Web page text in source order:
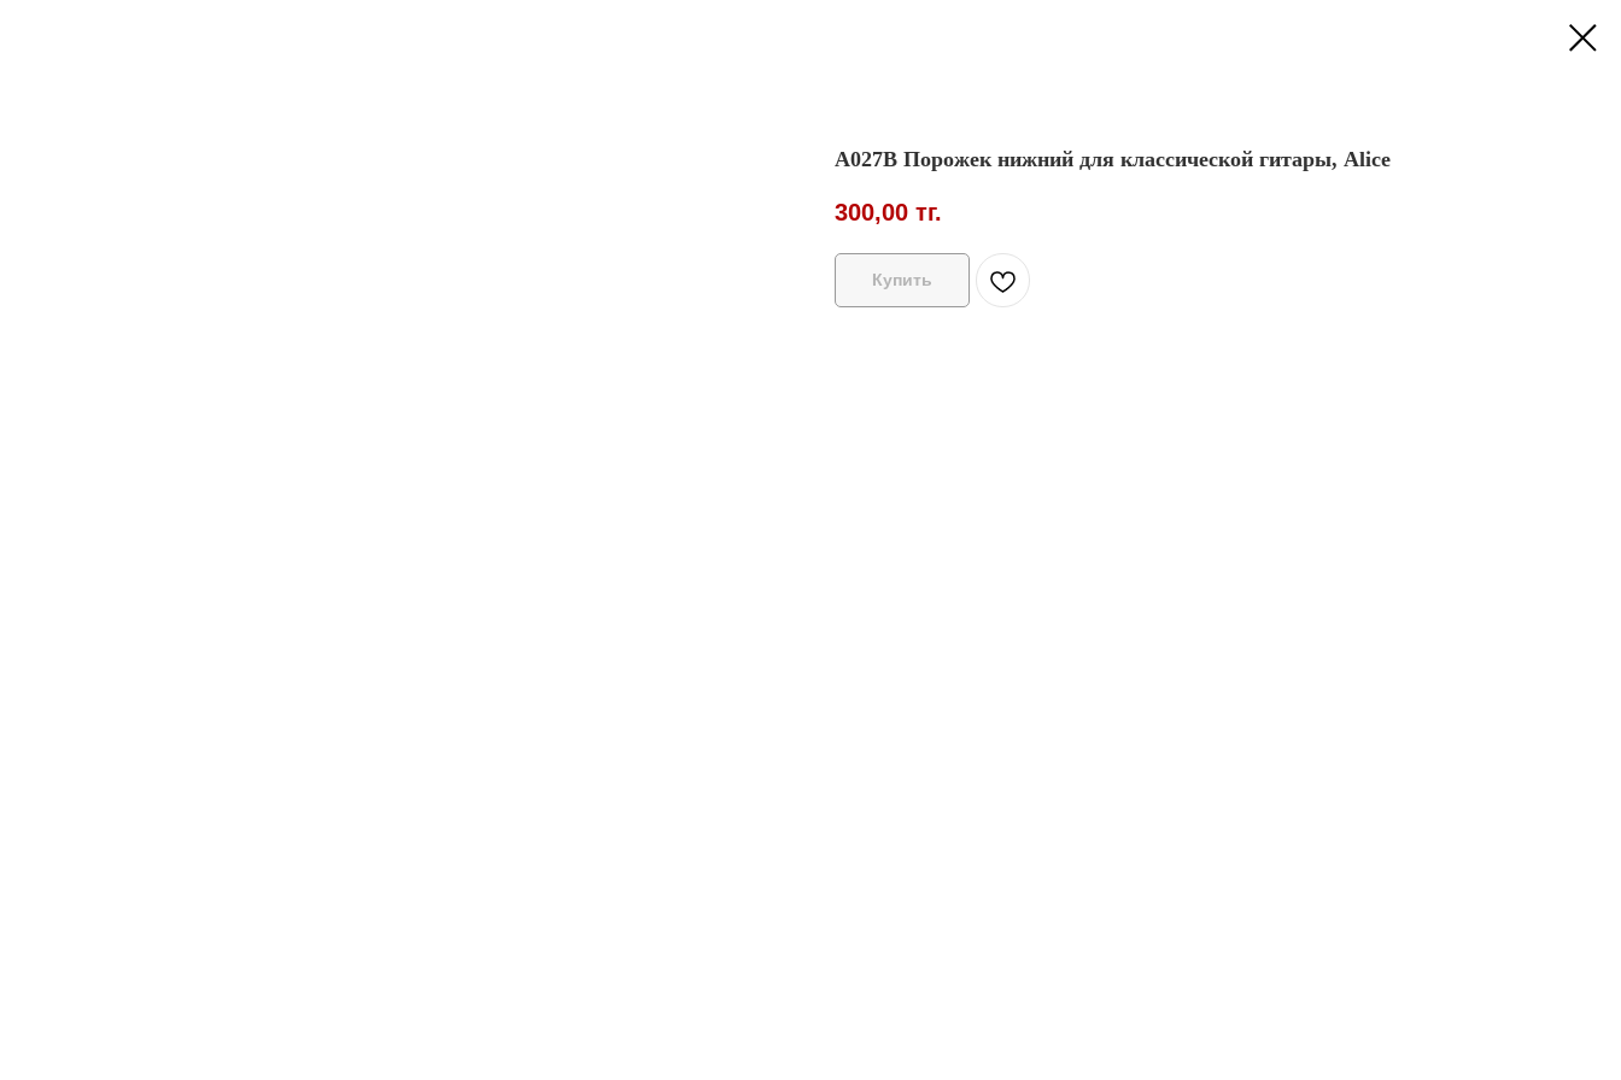
A027B Порожек нижний для классической гитары, Alice
300,00 тг.
Купить